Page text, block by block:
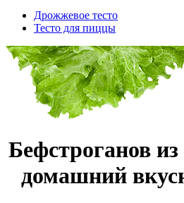
Дрожжевое тесто
Тесто для пиццы
Бефстроганов
домашний